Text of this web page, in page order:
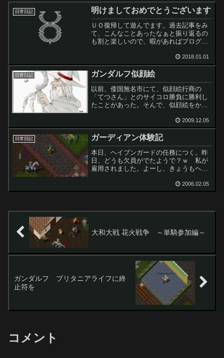
日常日記 明けましておめでとうございます
ＵＯ復帰して遊んでます。過去記事をみ
て、こんなことあったなぁと振り返るの
も割と楽しいので、暇があればブログを
トを見にきた昔の友達さん。倭国で待っ
てますよ。
2018.01.01
日常日記 ガンダルフ似顔絵
以前、倭国無名市にて、似顔絵行商の
「てつさん」とのサイコロ勝負に勝利し
たことがあった。そんで、似顔絵をかい
近々、それが完成していたので、ご紹介
＾＾；なかなかいいでしょう？？ 気に
入ってますｗてつさんのブログ ...
2009.12.05
日常日記 ガーディアン体験記
本日、ヘイブンガードの任務につく。昨
日、どうも欠員がでたようで？ｗ 私が
雇用されました。よーし、きょうもヘイ
す。ヽ(`Д´)ﾉガードの仕事は非常にハード
です。早朝８：００～翌朝７：００まで
2006.02.05
大和大戦 花火戦争 ～単騎参加編～
ガンダルフ ブリタニアライフに終
止符を
コメント